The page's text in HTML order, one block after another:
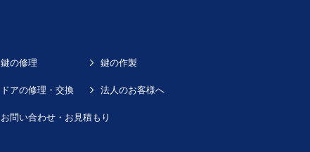
鍵の修理 鍵の作製
ドアの修理・交換 法人のお客様へ
お問い合わせ・お見積もり